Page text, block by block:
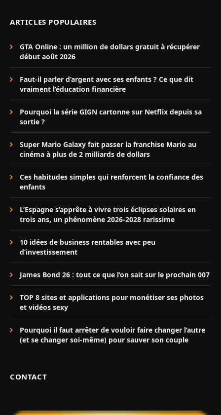
ARTICLES POPULAIRES
GTA Online : un million de dollars gratuit à récupérer
début août 2026
Faut-il parler d’argent avec ses enfants ? Ce que dit
vraiment l’éducation financière
Pourquoi la série GIGN cartonne sur Netflix depuis sa
sortie ?
Super Mario Galaxy fait passer la franchise Mario au
cinéma à plus de 2 milliards de dollars
Ces habitudes simples qui renforcent la confiance des
enfants
L’Espagne s’apprête à vivre trois éclipses solaires en
trois ans, un phénomène 2026-2028 rarissime
10 idées de business rentables avec peu
d’investissement
James Bond 26 : tout ce que l’on sait sur le prochain 007
TOP 8 sites et applications pour monétiser ses photos
et vidéos sexy
Pourquoi il faut arrêter de vouloir faire changer l’autre
(et se changer soi-même) pour sauver son couple
CONTACT